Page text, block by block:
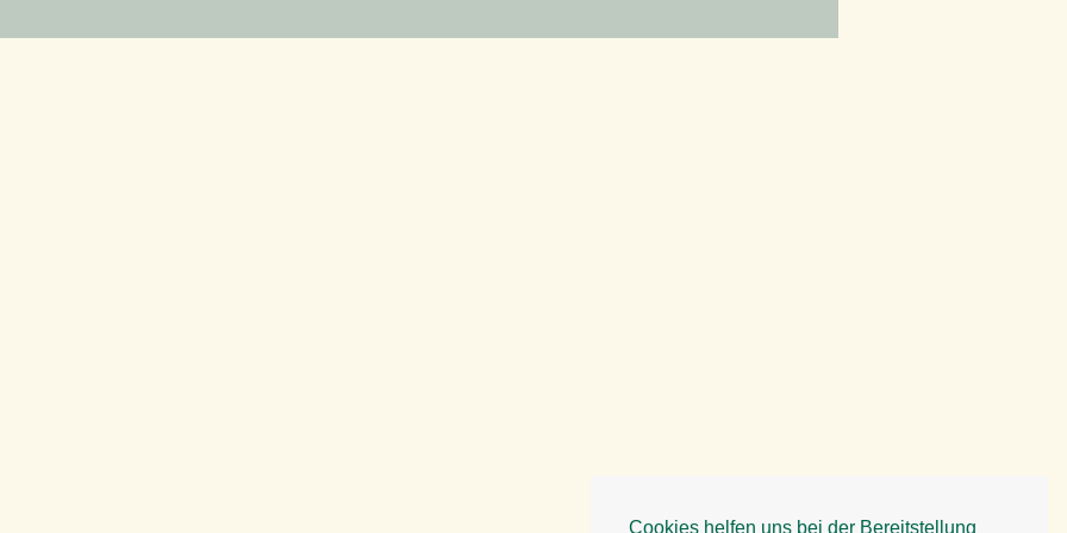
Cookies helfen uns bei der Bereitstellung